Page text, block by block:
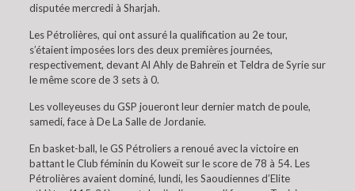
disputée mercredi à Sharjah.
Les Pétrolières, qui ont assuré la qualification au 2e tour,
s’étaient imposées lors des deux premières journées,
respectivement, devant Al Ahly de Bahreïn et Teldra de Syrie sur
le même score de 3 sets à 0.
Les volleyeuses du GSP joueront leur dernier match de poule,
samedi, face à De La Salle de Jordanie.
En basket-ball, le GS Pétroliers a renoué avec la victoire en
battant le Club féminin du Koweït sur le score de 78 à 54. Les
Pétrolières avaient dominé, lundi, les Saoudiennes d’Elite